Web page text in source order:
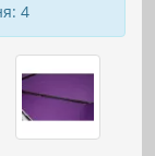
4